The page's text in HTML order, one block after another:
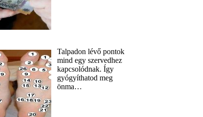
Talpadon lévő pontok
mind egy szervedhez
kapcsolódnak. Így
gyógyíthatod meg
önma…